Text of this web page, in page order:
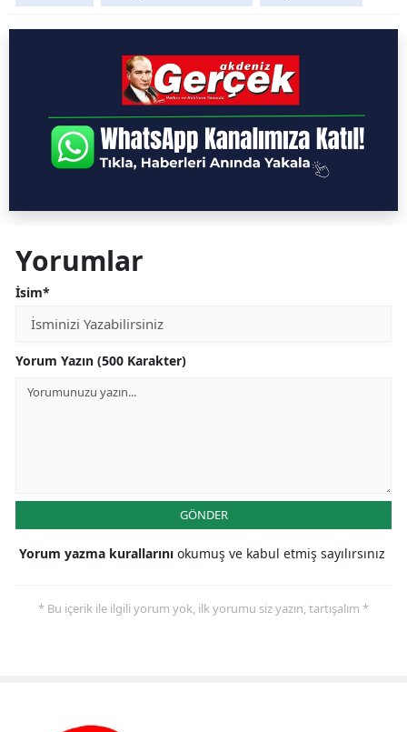
Yorumlar
İsim*
Yorum Yazın (500 Karakter)
GÖNDER
Yorum yazma kurallarını okumuş ve kabul etmiş sayılırsınız
* Bu içerik ile ilgili yorum yok, ilk yorumu siz yazın, tartışalım *